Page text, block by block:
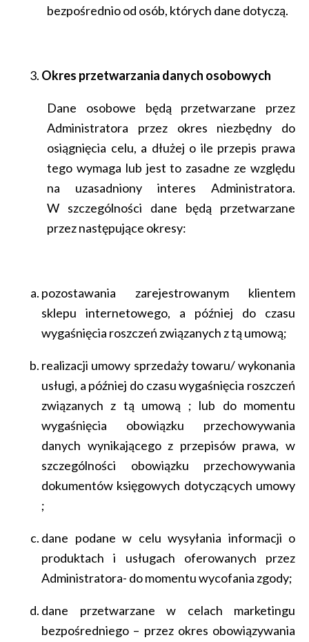
bezpośrednio od osób, których dane dotyczą.
Okres przetwarzania danych osobowych
Dane osobowe będą przetwarzane przez
Administratora przez okres niezbędny do
osiągnięcia celu, a dłużej o ile przepis prawa
tego wymaga lub jest to zasadne ze względu
na uzasadniony interes Administratora.
W szczególności dane będą przetwarzane
przez następujące okresy:
pozostawania zarejestrowanym klientem
sklepu internetowego, a później do czasu
wygaśnięcia roszczeń związanych z tą umową;
realizacji umowy sprzedaży towaru/ wykonania
usługi, a później do czasu wygaśnięcia roszczeń
związanych z tą umową ; lub do momentu
wygaśnięcia obowiązku przechowywania
danych wynikającego z przepisów prawa, w
szczególności obowiązku przechowywania
dokumentów księgowych dotyczących umowy
;
dane podane w celu wysyłania informacji o
produktach i usługach oferowanych przez
Administratora- do momentu wycofania zgody;
dane przetwarzane w celach marketingu
bezpośredniego – przez okres obowiązywania